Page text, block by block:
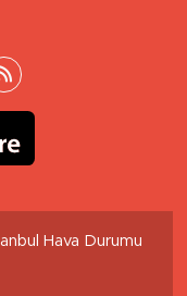
Hava Durumu